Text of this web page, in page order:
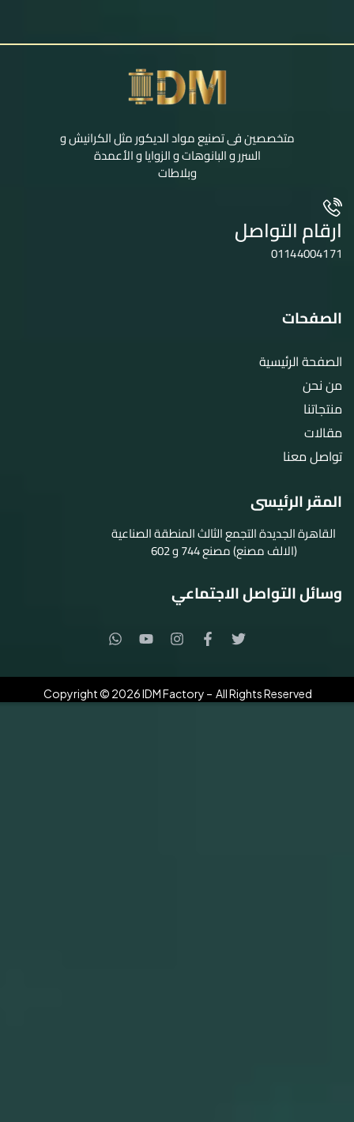
متخصصين فى تصنيع مواد الديكور مثل الكرانيش و
السرر و البانوهات و الزوايا و الأعمدة
وبلاطات
ارقام التواصل
01144004171
الصفحات
الصفحة الرئيسية
من نحن
منتجاتنا
مقالات
تواصل معنا
المقر الرئيسى
القاهرة الجديدة التجمع الثالث المنطقة الصناعية
(الالف مصنع) مصنع 744 و 602
وسائل التواصل الاجتماعي
Copyright © 2026 IDM Factory – All Rights Reserved